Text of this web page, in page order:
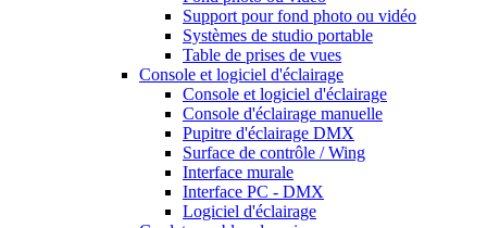
Support pour fond photo ou vidéo
Systèmes de studio portable
Table de prises de vues
Console et logiciel d'éclairage
Console et logiciel d'éclairage
Console d'éclairage manuelle
Pupitre d'éclairage DMX
Surface de contrôle / Wing
Interface murale
Interface PC - DMX
Logiciel d'éclairage